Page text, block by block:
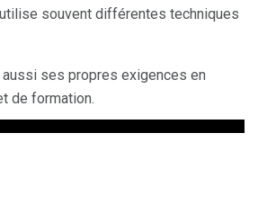
souvent différentes techniques
ses propres exigences en
de formation.